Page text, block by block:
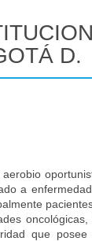
D.
a
que